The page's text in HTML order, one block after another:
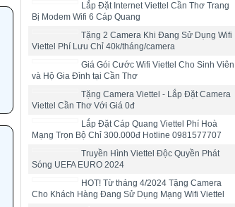
Lắp Đặt Internet Viettel Cần Thơ Trang
Bị Modem Wifi 6 Cáp Quang
Tặng 2 Camera Khi Đang Sử Dụng Wifi
Viettel Phí Lưu Chỉ 40k/tháng/camera
Giá Gói Cước Wifi Viettel Cho Sinh Viên
và Hộ Gia Đình tại Cần Thơ
Tặng Camera Viettel - Lắp Đặt Camera
Viettel Cần Thơ Với Giá 0đ
Lắp Đặt Cáp Quang Viettel Phí Hoà
Mạng Trọn Bộ Chỉ 300.000đ Hotline 0981577707
Truyền Hình Viettel Độc Quyền Phát
Sóng UEFA EURO 2024
HOT! Từ tháng 4/2024 Tặng Camera
Cho Khách Hàng Đang Sử Dụng Mạng Wifi Viettel